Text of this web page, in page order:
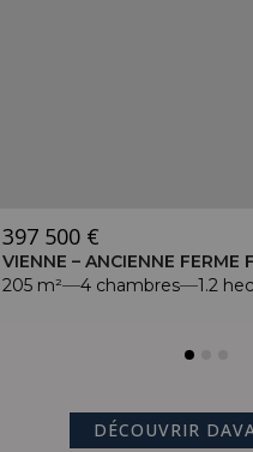
397 500 €
205 m²
4 chambres 1.2
DÉCOUVRIR